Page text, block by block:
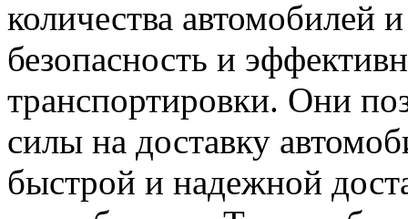
количества автомобилей
безопасность и
транспортировки. Они
силы на доставку
быстрой и надежной